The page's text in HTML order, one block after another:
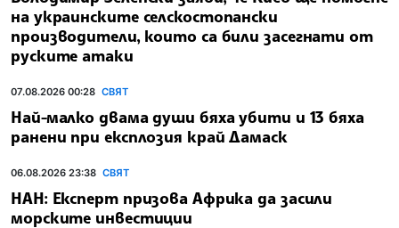
на украинските селскостопански
производители, които са били засегнати от
руските атаки
07.08.2026 00:28 СВЯТ
Най-малко двама души бяха убити и 13 бяха
ранени при експлозия край Дамаск
06.08.2026 23:38 СВЯТ
НАН: Експерт призова Африка да засили
морските инвестиции